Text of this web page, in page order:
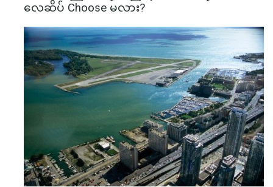
လေဆိပ် Choose မလား?